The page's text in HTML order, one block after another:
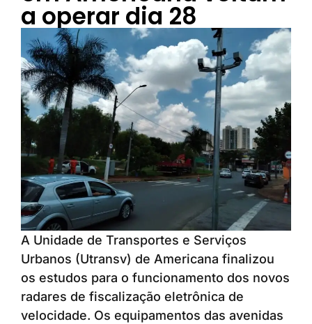
a operar dia 28
A Unidade de Transportes e Serviços
Urbanos (Utransv) de Americana finalizou
os estudos para o funcionamento dos novos
radares de fiscalização eletrônica de
velocidade. Os equipamentos das avenidas